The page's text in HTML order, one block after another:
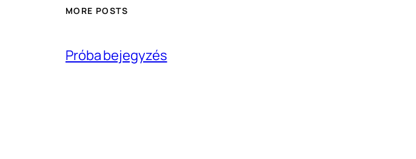
MORE POSTS
Próba bejegyzés